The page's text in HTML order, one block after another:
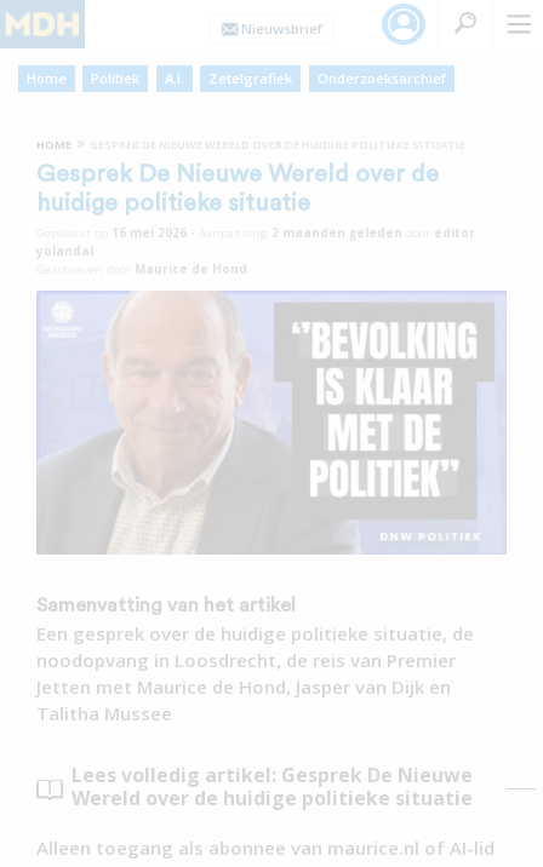
Home Politiek A.I. Zetelgrafiek Onderzoeksarchief
HOME »
Gesprek De Nieuwe Wereld over de
huidige politieke situatie
16 mei 2026 2 maanden geleden
editor
yolandal
Maurice de Hond
Samenvatting van het artikel
Een gesprek over de huidige politieke situatie, de
noodopvang in Loosdrecht, de reis van Premier
Jetten met Maurice de Hond, Jasper van Dijk en
Talitha Mussee
Lees volledig artikel: Gesprek De Nieuwe
Wereld over de huidige politieke situatie
Alleen toegang als abonnee van maurice.nl of AI-lid